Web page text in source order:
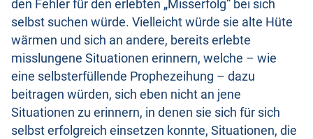
den Fehler für den erlebten „Misserfolg“ bei sich
selbst suchen würde. Vielleicht würde sie alte Hüte
wärmen und sich an andere, bereits erlebte
misslungene Situationen erinnern, welche – wie
eine selbsterfüllende Prophezeihung – dazu
beitragen würden, sich eben nicht an jene
Situationen zu erinnern, in denen sie sich für sich
selbst erfolgreich einsetzen konnte, Situationen, die